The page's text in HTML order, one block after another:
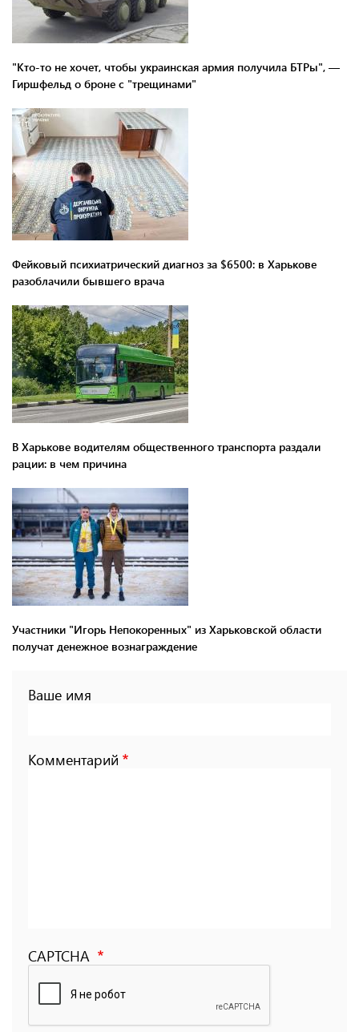
"Кто-то не хочет, чтобы украинская армия получила БТРы", —
Гиршфельд о броне с "трещинами"
Фейковый психиатрический диагноз за $6500: в Харькове
разоблачили бывшего врача
В Харькове водителям общественного транспорта раздали
рации: в чем причина
Участники "Игорь Непокоренных" из Харьковской области
получат денежное вознаграждение
Ваше имя
Комментарий
CAPTCHA